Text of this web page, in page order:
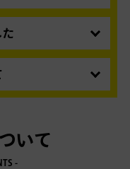
案内に従って再
前発行のもの）
被保険者等記号・番
ため、中古品の
必要があります。
個人情報保護法
。
た
ください。
真をアップロー
、身分証の画像
可能です）
いて
-